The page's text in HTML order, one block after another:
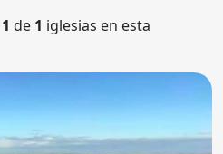
1 de 1 iglesias en esta